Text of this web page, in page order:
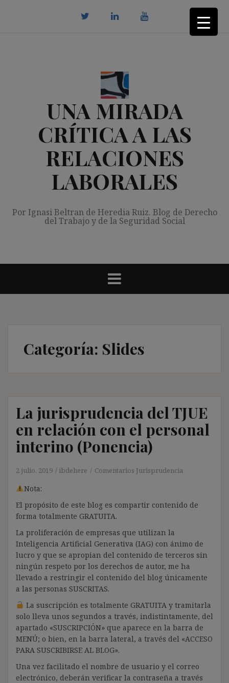
UNA MIRADA
CRÍTICA A LAS
RELACIONES
LABORALES
Por Ignasi Beltran de Heredia Ruiz. Blog de Derecho
del Trabajo y de la Seguridad Social
Categoría: Slides
La jurisprudencia del TJUE
en relación con el personal
interino (Ponencia)
2 julio, 2019 ibdehere Comentarios Jurisprudencia
Nota:
El propósito de este blog es compartir contenido de
forma totalmente GRATUITA.
La proliferación de empresas que utilizan la
Inteligencia Artificial Generativa (IAG) con ánimo de
lucro y que se apropian del contenido de terceros sin
ningún respeto por los derechos de autor, me ha
llevado a restringir el contenido del blog únicamente
a las personas SUSCRITAS.
La suscripción es totalmente GRATUITA y tramitarla
solo lleva unos segundos a través, indistintamente, del
apartado «SUSCRIPCIÓN» que aparece en la barra de
MENÚ; o bien, en la barra lateral, a través del «ACCESO
PARA SUSCRIBIRSE AL BLOG».
Una vez facilitado el nombre de usuario y el correo
electrónico, deberán verificar la contraseña a través